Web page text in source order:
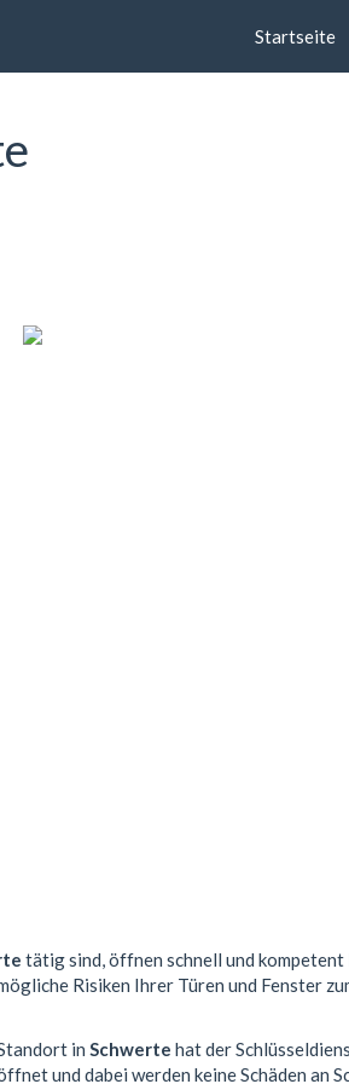
Startseite
tätig sind, öffnen schnell und kompetent
Risiken Ihrer Türen und Fenster
in Schwerte hat der
und dabei werden keine Schäden an